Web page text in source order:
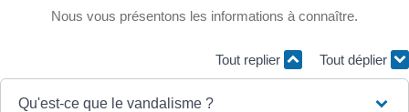
Nous vous présentons les informations à connaître.
Tout replier Tout déplier
Qu'est-ce que le vandalisme ?